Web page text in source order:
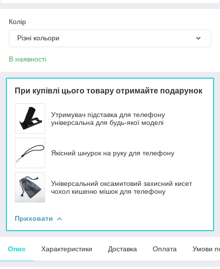
Колір
Різні кольори
В наявності
При купівлі цього товару отримайте подарунок
Утримувач підставка для телефону
універсальна для будь-якої моделі
Якісний шнурок на руку для телефону
Універсальний оксамитовий захисний кисет
чохол кишеню мішок для телефону
Приховати
Опис Характеристики Доставка Оплата Умови